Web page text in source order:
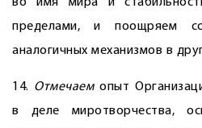
пределами, и поощряем
аналогичных механизмов в
14. Отмечаемопыт
в деле миротворчества,